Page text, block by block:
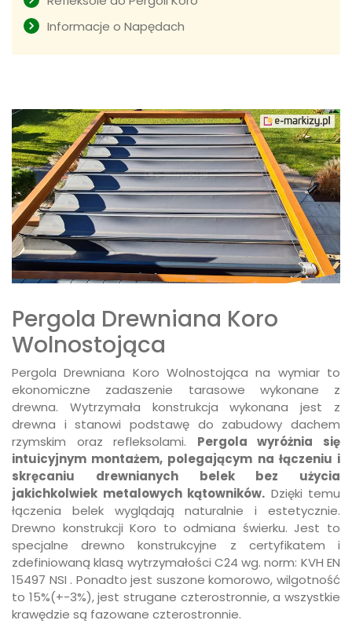
Informacje o Napędach
Pergola Drewniana Koro
Wolnostojąca
Pergola Drewniana Koro Wolnostojąca na wymiar to
ekonomiczne zadaszenie tarasowe wykonane z
drewna. Wytrzymała konstrukcja wykonana jest z
drewna i stanowi podstawę do zabudowy dachem
rzymskim oraz refleksolami. Pergola wyróżnia się
intuicyjnym montażem, polegającym na łączeniu i
skręcaniu drewnianych belek bez użycia
jakichkolwiek metalowych kątowników. Dzięki temu
łączenia belek wyglądają naturalnie i estetycznie.
Drewno konstrukcji Koro to odmiana świerku. Jest to
specjalne drewno konstrukcyjne z certyfikatem i
zdefiniowaną klasą wytrzymałości C24 wg. norm: KVH EN
15497 NSI . Ponadto jest suszone komorowo, wilgotność
to 15%(+-3%), jest strugane czterostronnie, a wszystkie
krawędzie są fazowane czterostronnie.